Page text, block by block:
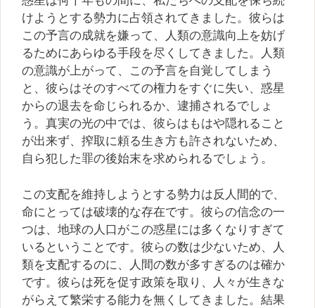
けようとする勢力に占領されてきました。彼らは
この予言の成就を嫌って、人類の意識向上を妨げ
るためにあらゆる手段を尽くしてきました。人類
の意識が上がって、この予言を自覚してしまう
と、彼らはそのすべての権力をすぐに失い、惑星
からの退去を命じられるか、逮捕されるでしょ
う。真実の光の中では、彼らはもはや隠れること
が出来ず、搾取に頼る生き方も許されないため、
自ら犯した罪の後始末を求められるでしょう。
この支配を維持しようとする勢力は反人間的で、
命にとっては破壊的な存在です。彼らの信念の一
つは、地球の人口がこの惑星には多くなりすぎて
いるということです。彼らの数は少ないため、人
類を支配するのに、人間の数が多すぎるのは確か
です。彼らは死を促す政策を取り、人々が生きな
がらえて繁栄する能力を無くしてきました。結果